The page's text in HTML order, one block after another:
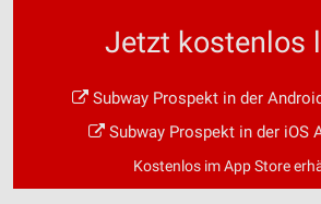
Jetzt kostenlos
Subway Prospekt in der
Subway Prospekt in der iOS
Kostenlos im App Store